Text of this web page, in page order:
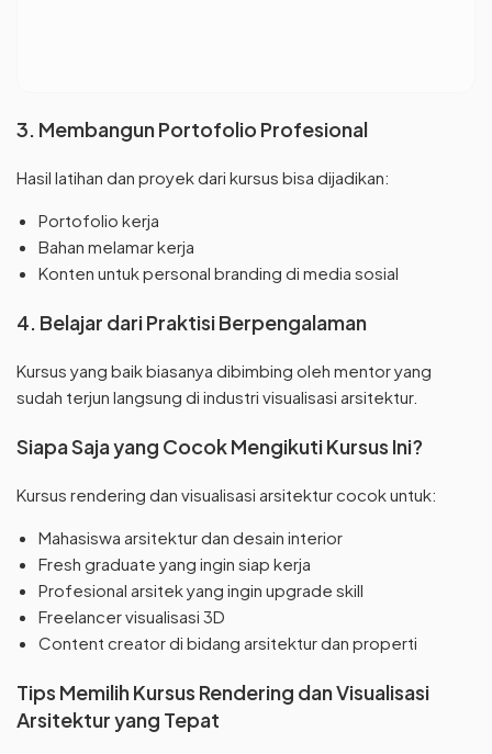
3. Membangun Portofolio Profesional
Hasil latihan dan proyek dari kursus bisa dijadikan:
Portofolio kerja
Bahan melamar kerja
Konten untuk personal branding di media sosial
4. Belajar dari Praktisi Berpengalaman
Kursus yang baik biasanya dibimbing oleh mentor yang
sudah terjun langsung di industri visualisasi arsitektur.
Siapa Saja yang Cocok Mengikuti Kursus Ini?
Kursus rendering dan visualisasi arsitektur cocok untuk:
Mahasiswa arsitektur dan desain interior
Fresh graduate yang ingin siap kerja
Profesional arsitek yang ingin upgrade skill
Freelancer visualisasi 3D
Content creator di bidang arsitektur dan properti
Tips Memilih Kursus Rendering dan Visualisasi
Arsitektur yang Tepat